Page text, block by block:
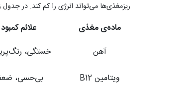
ریزمغذی‌ها می‌تواند انرژی را کم کند. در
ماده‌ی مغذی علائم کمبود
آهن
خستگی،
ویتامین B12
بی‌حسی،